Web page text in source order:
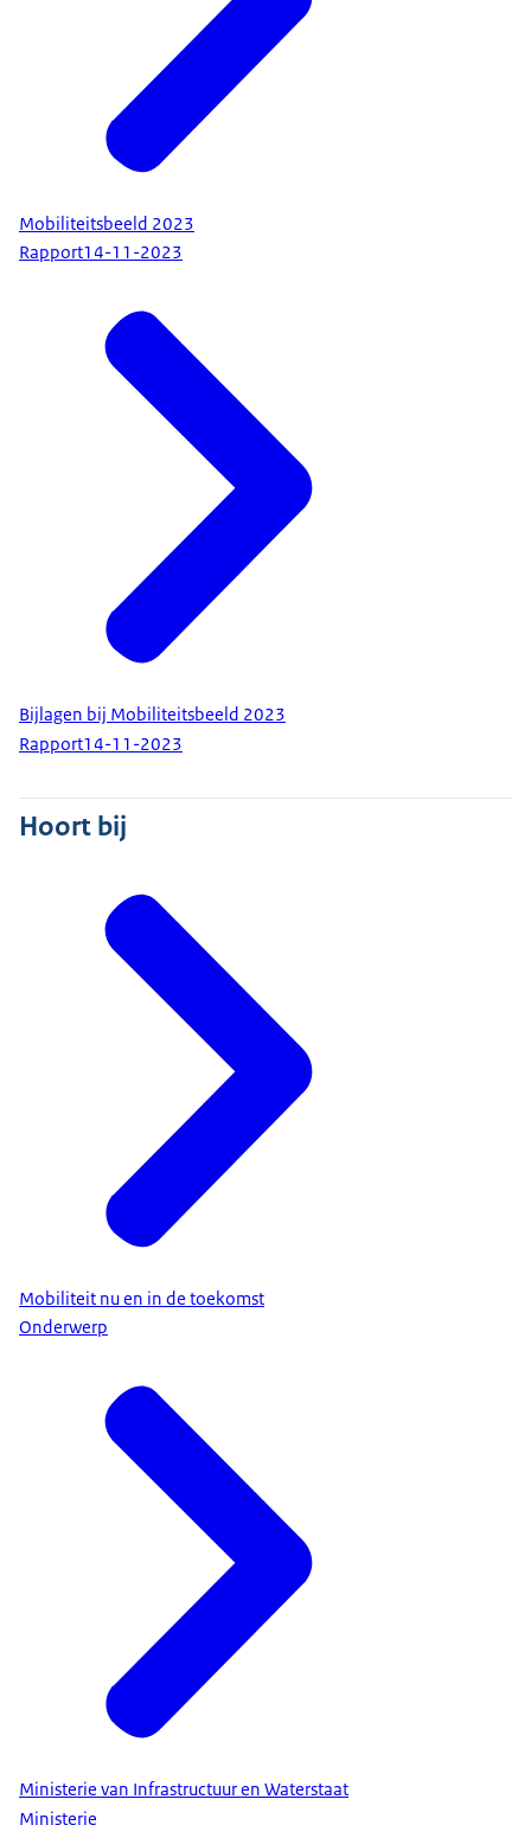
Mobiliteitsbeeld 2023
Rapport14-11-2023
Bijlagen bij Mobiliteitsbeeld 2023
Rapport14-11-2023
Hoort bij
Mobiliteit nu en in de toekomst
Onderwerp
Ministerie van Infrastructuur en Waterstaat
Ministerie